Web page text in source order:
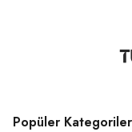
Popüler Kategoriler